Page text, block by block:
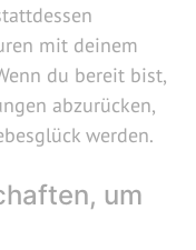
mit deinem
du bereit bist,
abzurücken,
werden.
um